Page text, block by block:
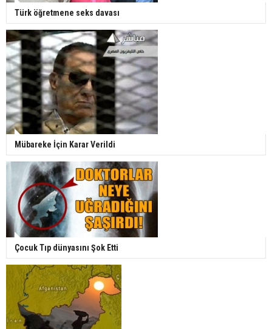
Türk öğretmene seks davası
Mübareke İçin Karar Verildi
Çocuk Tıp dünyasını Şok Etti